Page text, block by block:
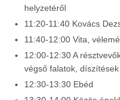
helyzetéről
11:20-11:40 Kovács
11:40-12:00 Vita,
12:00-12:30 A
végső falatok,
12:30-13:30 Ebéd